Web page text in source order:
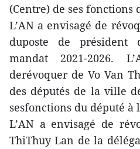
(Centre) de ses fonctions
L’AN a envisagé de
duposte de
mandat 2021-2026.
derévoquer de Vo Van
des députés de la ville
sesfonctions du député à
L’AN a envisagé de
ThiThuy Lan de la